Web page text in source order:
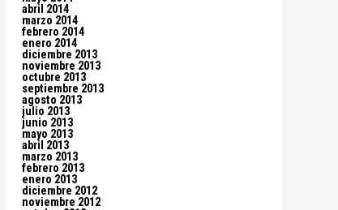
abril 2014
marzo 2014
febrero 2014
enero 2014
diciembre 2013
noviembre 2013
octubre 2013
septiembre 2013
agosto 2013
julio 2013
junio 2013
mayo 2013
abril 2013
marzo 2013
febrero 2013
enero 2013
diciembre 2012
noviembre 2012